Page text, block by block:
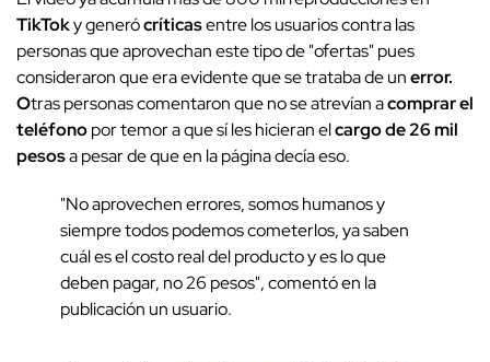
TikToky generócríticasentre los usuarios contra las
personas que aprovechan este tipo de "ofertas" pues
consideraron que era evidente que se trataba de unerror.
Otras personas comentaron que no se atrevían acomprar el
teléfonopor temor a que sí les hicieran elcargo de 26 mil
pesosa pesar de que en la página decía eso.
"No aprovechen errores, somos humanos y
siempre todos podemos cometerlos, ya saben
cuál es el costo real del producto y es lo que
deben pagar, no 26 pesos", comentó en la
publicación un usuario.